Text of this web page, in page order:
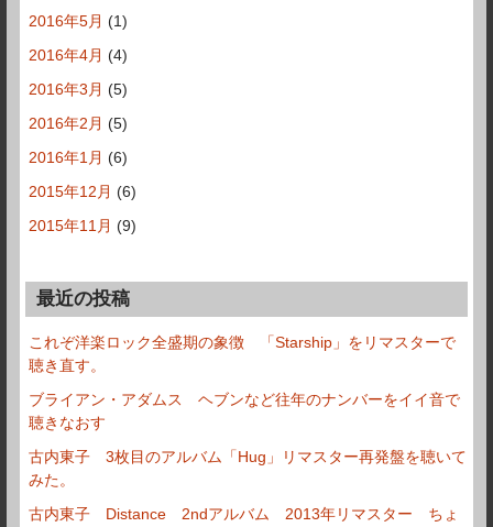
2016年5月 (1)
2016年4月 (4)
2016年3月 (5)
2016年2月 (5)
2016年1月 (6)
2015年12月 (6)
2015年11月 (9)
最近の投稿
これぞ洋楽ロック全盛期の象徴 「Starship」をリマスターで
聴き直す。
ブライアン・アダムス ヘブンなど往年のナンバーをイイ音で
聴きなおす
古内東子 3枚目のアルバム「Hug」リマスター再発盤を聴いて
みた。
古内東子 Distance 2ndアルバム 2013年リマスター ちょ